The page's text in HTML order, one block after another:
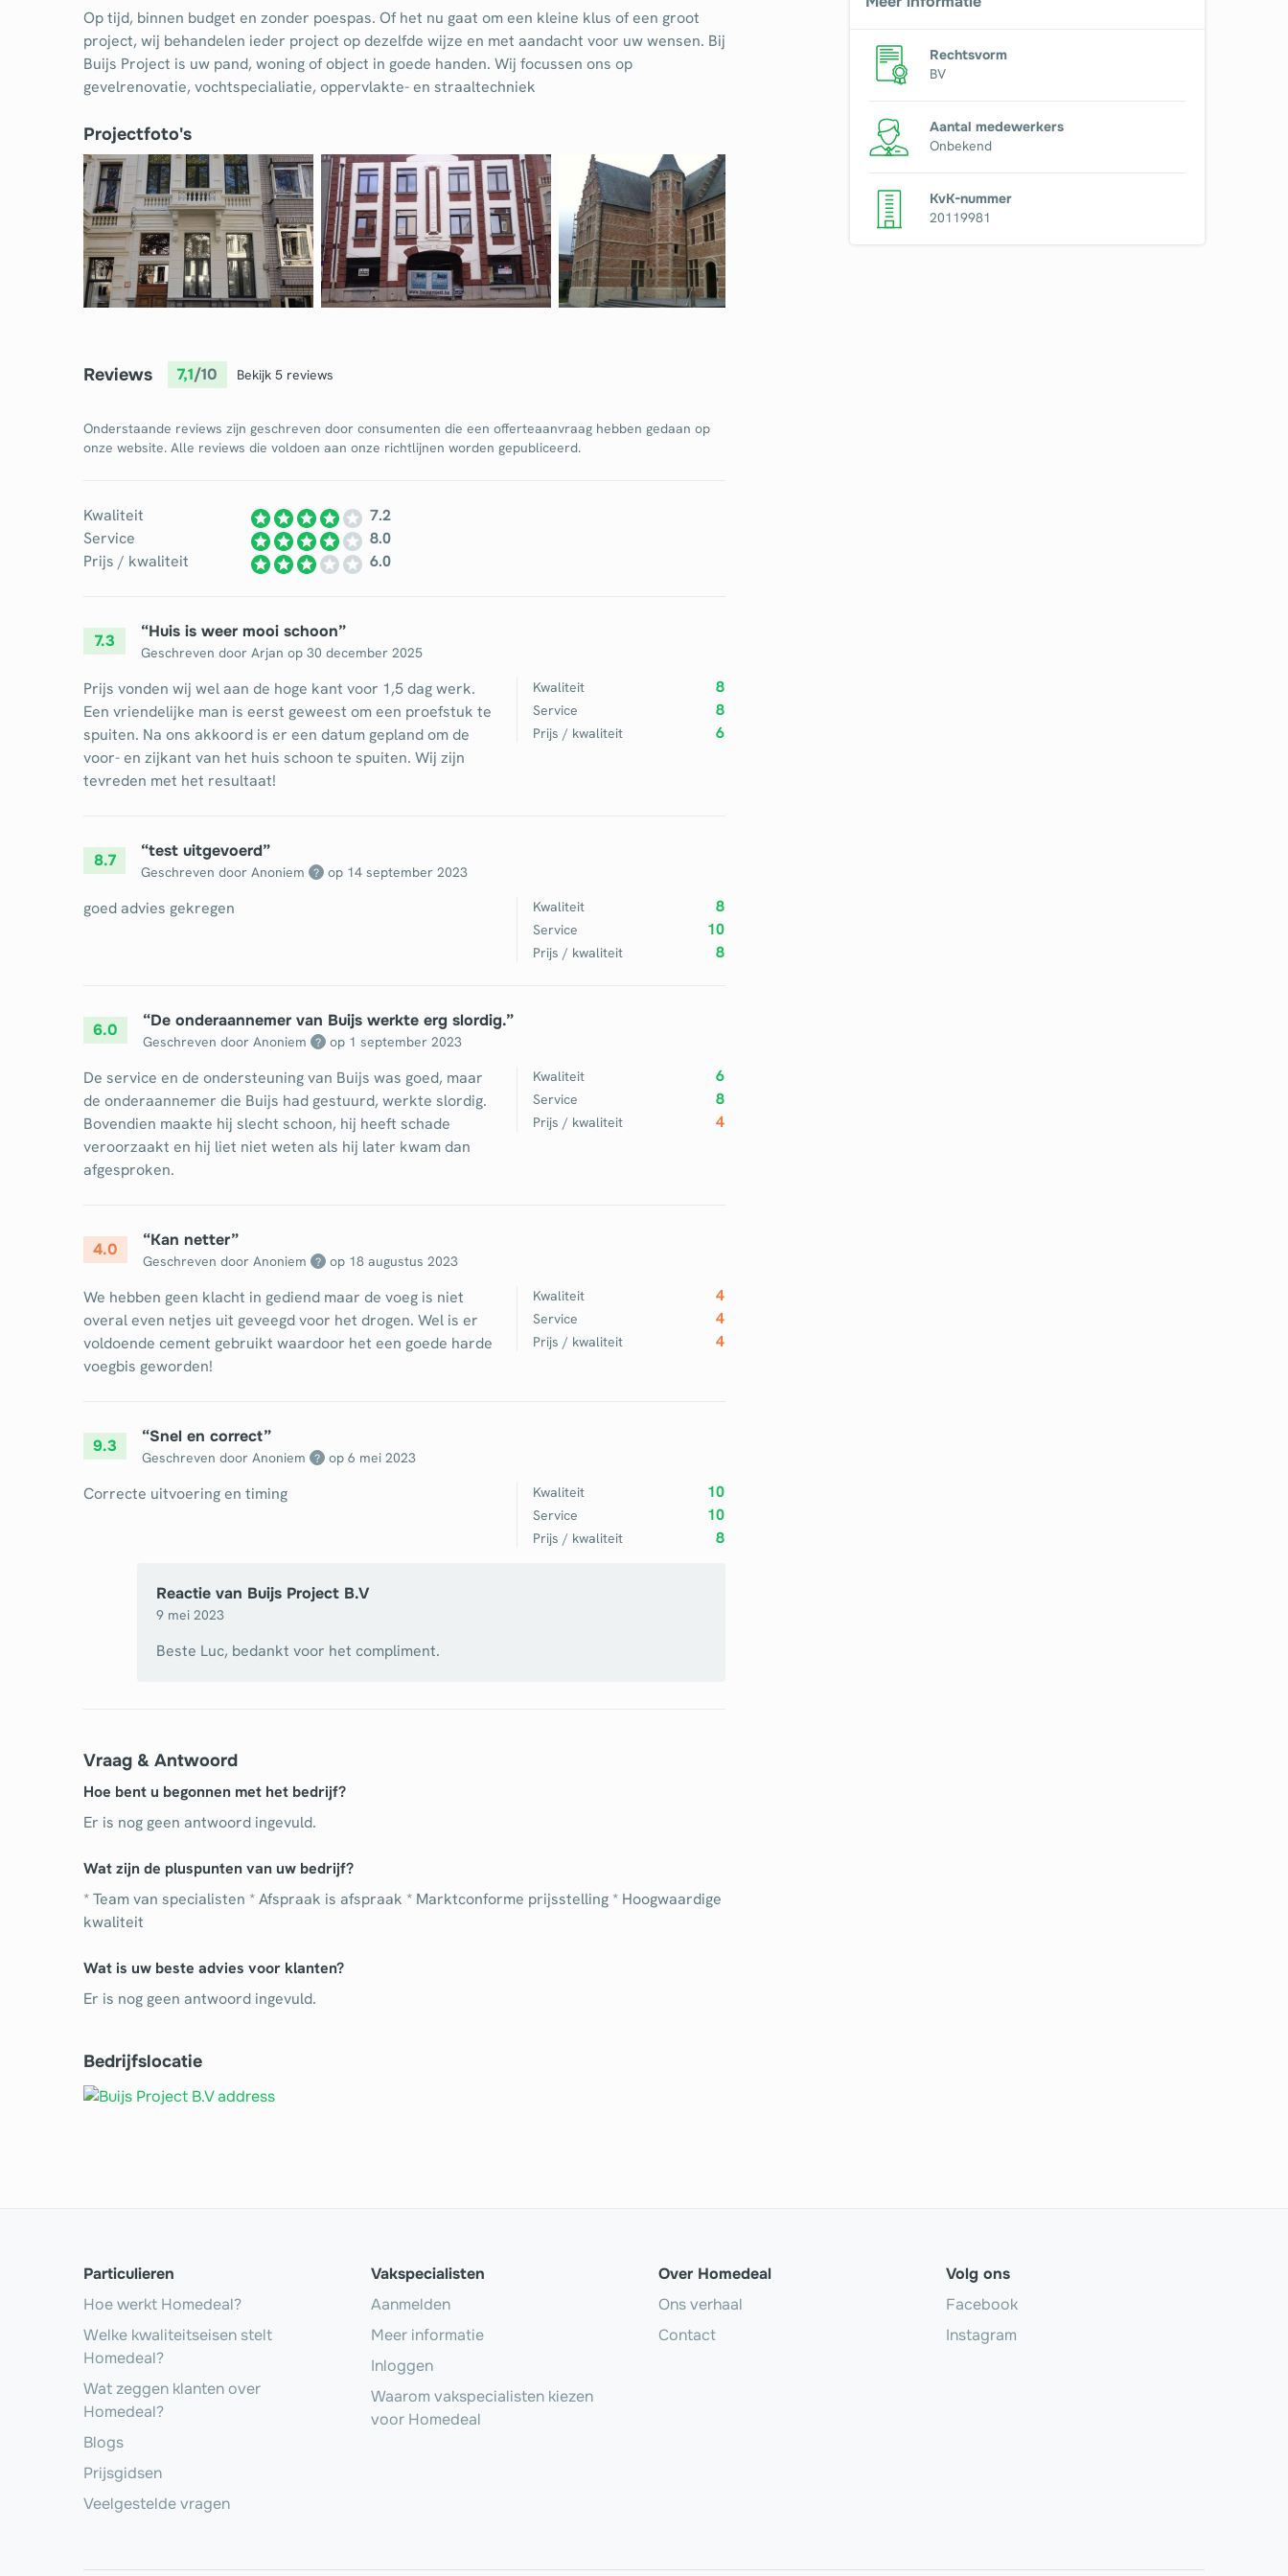
Dakkapel
Dakraam
Elektricien
Laadpalen
Loodgieter
Tuinaanleg
Op tijd, binnen budget en zonder poespas. Of het nu gaat om een kleine klus of een groot
project, wij behandelen ieder project op dezelfde wijze en met aandacht voor uw wensen. Bij
Buijs Project is uw pand, woning of object in goede handen. Wij focussen ons op
gevelrenovatie, vochtspecialiatie, oppervlakte- en straaltechniek
Projectfoto's
Reviews 7,1/10 Bekijk 5 reviews
Onderstaande reviews zijn geschreven door consumenten die een offerteaanvraag hebben gedaan op
onze website. Alle reviews die voldoen aan onze richtlijnen worden gepubliceerd.
Kwaliteit
7.2
Service
8.0
Prijs / kwaliteit
6.0
7.3 “Huis is weer mooi schoon”
Geschreven door Arjan op 30 december 2025
Prijs vonden wij wel aan de hoge kant voor 1,5 dag werk.
Een vriendelijke man is eerst geweest om een proefstuk te
spuiten. Na ons akkoord is er een datum gepland om de
voor- en zijkant van het huis schoon te spuiten. Wij zijn
tevreden met het resultaat!
Kwaliteit 8
Service 8
Prijs / kwaliteit 6
8.7 “test uitgevoerd”
Geschreven door Anoniem ? op 14 september 2023
goed advies gekregen Kwaliteit 8
Service 10
Prijs / kwaliteit 8
6.0 “De onderaannemer van Buijs werkte erg slordig.”
Geschreven door Anoniem ? op 1 september 2023
De service en de ondersteuning van Buijs was goed, maar
de onderaannemer die Buijs had gestuurd, werkte slordig.
Bovendien maakte hij slecht schoon, hij heeft schade
veroorzaakt en hij liet niet weten als hij later kwam dan
afgesproken.
Kwaliteit 6
Service 8
Prijs / kwaliteit 4
4.0 “Kan netter”
Geschreven door Anoniem ? op 18 augustus 2023
We hebben geen klacht in gediend maar de voeg is niet
overal even netjes uit geveegd voor het drogen. Wel is er
voldoende cement gebruikt waardoor het een goede harde
voegbis geworden!
Kwaliteit 4
Service 4
Prijs / kwaliteit 4
9.3 “Snel en correct”
Geschreven door Anoniem ? op 6 mei 2023
Correcte uitvoering en timing Kwaliteit 10
Service 10
Prijs / kwaliteit 8
Reactie van Buijs Project B.V
9 mei 2023
Beste Luc, bedankt voor het compliment.
Vraag & Antwoord
Hoe bent u begonnen met het bedrijf?
Er is nog geen antwoord ingevuld.
Wat zijn de pluspunten van uw bedrijf?
* Team van specialisten * Afspraak is afspraak * Marktconforme prijsstelling * Hoogwaardige
kwaliteit
Wat is uw beste advies voor klanten?
Er is nog geen antwoord ingevuld.
Bedrijfslocatie
Rechtsvorm
BV
Aantal medewerkers
Onbekend
KvK-nummer
20119981
Particulieren
Hoe werkt Homedeal?
Welke kwaliteitseisen stelt
Homedeal?
Wat zeggen klanten over
Homedeal?
Blogs
Prijsgidsen
Veelgestelde vragen
Vakspecialisten
Aanmelden
Meer informatie
Inloggen
Waarom vakspecialisten kiezen
voor Homedeal
Over Homedeal
Ons verhaal
Contact
Volg ons
Facebook
Instagram